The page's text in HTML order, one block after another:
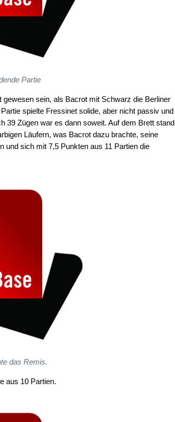
Partie
sein, als Bacrot mit Schwarz die Berliner
spielte Fressinet solide, aber nicht passiv und
39 Zügen war es dann soweit. Auf dem Brett stand
Läufern, was Bacrot dazu brachte, seine
sich mit 7,5 Punkten aus 11 Partien die
das Remis.
aus 10 Partien.